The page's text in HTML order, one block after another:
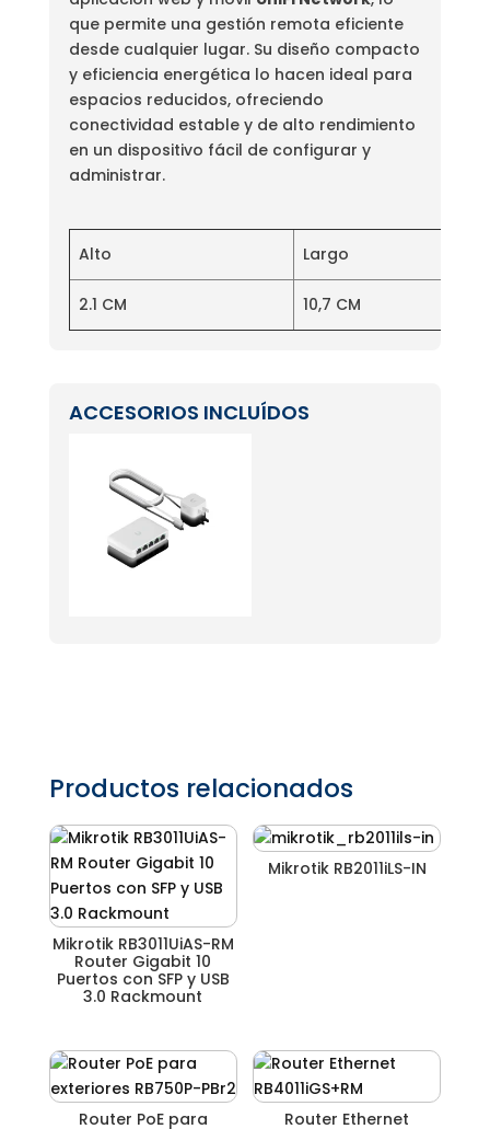
que permite una gestión remota eficiente
desde cualquier lugar. Su diseño compacto
y eficiencia energética lo hacen ideal para
espacios reducidos, ofreciendo
conectividad estable y de alto rendimiento
en un dispositivo fácil de configurar y
administrar.
Alto Largo
2.1 CM 10,7 CM
ACCESORIOS INCLUÍDOS
Productos relacionados
Mikrotik RB3011UiAS-RM
Router Gigabit 10
Puertos con SFP y USB
3.0 Rackmount
Mikrotik RB2011iLS-IN
Router PoE para
Router Ethernet